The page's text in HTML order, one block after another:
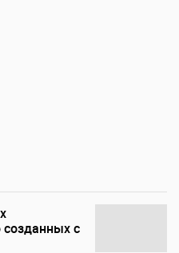
созданных с